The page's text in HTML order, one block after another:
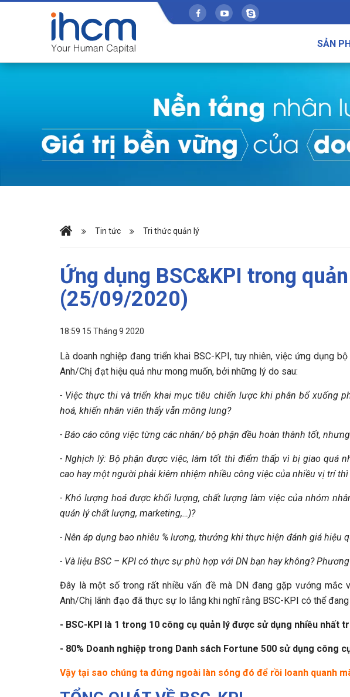
SẢN
Tin tức Tri thức quản lý
Ứng dụng BSC&KPI trong
(25/09/2020)
18:59 15 Tháng 9 2020
Là doanh nghiệp đang triển khai BSC-KPI, tuy nhiên, việc ứng dụng
Anh/Chị đạt hiệu quả như mong muốn, bởi những lý do sau:
- Việc thực thi và triển khai mục tiêu chiến lược khi phân bổ xuống
hoá, khiến nhân viên thấy vẫn mông lung?
- Báo cáo công việc từng các nhân/ bộ phận đều hoàn thành tốt,
- Nghịch lý: Bộ phận được việc, làm tốt thì điểm thấp vì bị giao quá
cao hay một người phải kiêm nhiệm nhiều công việc của nhiều vị trí
- Khó lượng hoá được khối lượng, chất lượng làm việc của nhóm
quản lý chất lượng, marketing,…)?
- Nên áp dụng bao nhiêu % lương, thưởng khi thực hiện đánh giá hiệu
- Và liệu BSC – KPI có thực sự phù hợp với DN bạn hay không?
Đây là một số trong rất nhiều vấn đề mà DN đang gặp vướng mắc
Anh/Chị lãnh đạo đã thực sự lo lắng khi nghĩ rằng BSC-KPI có thể đang
- BSC-KPI là 1 trong 10 công cụ quản lý được sử dụng nhiều nhất
- 80% Doanh nghiệp trong Danh sách Fortune 500 sử dụng công
Vậy tại sao chúng ta đứng ngoài làn sóng đó để rồi loanh quanh